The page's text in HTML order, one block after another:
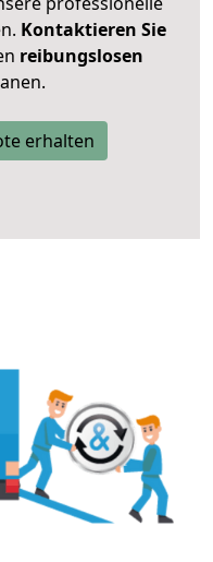
Kontaktieren Sie
reibungslosen
erhalten